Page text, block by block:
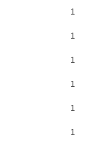
1
1
1
1
1
1